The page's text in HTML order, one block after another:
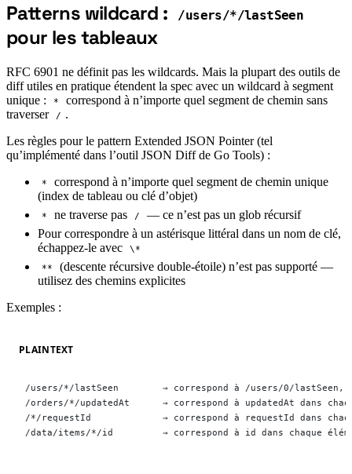
#Patterns wildcard : /users/*/lastSeen
pour les tableaux
RFC 6901 ne définit pas les wildcards. Mais la plupart des outils de
diff utiles en pratique étendent la spec avec un wildcard à segment
unique :
*
correspond à n’importe quel segment de chemin sans
traverser
/ .
Les règles pour le pattern Extended JSON Pointer (tel
qu’implémenté dans l’outil JSON Diff de Go Tools) :
*
correspond à n’importe quel segment de chemin unique
(index de tableau ou clé d’objet)
* ne traverse pas /
— ce n’est pas un glob récursif
Pour correspondre à un astérisque littéral dans un nom de clé,
échappez-le avec
\*
**
(descente récursive double-étoile) n’est pas supporté —
utilisez des chemins explicites
Exemples :
PLAINTEXT
/users/*/lastSeen        → correspond à /users/0/lastSeen,
/orders/*/updatedAt      → correspond à updatedAt dans
/*/requestId             → correspond à requestId dans
/data/items/*/id         → correspond à id dans chaque